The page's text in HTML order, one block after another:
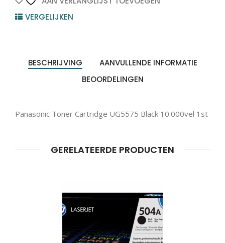
quantity
VERGELIJKEN
BESCHRIJVING
AANVULLENDE INFORMATIE
BEOORDELINGEN
Panasonic Toner Cartridge UG5575 Black 10.000vel 1st
GERELATEERDE PRODUCTEN
Producten
zoeken ZOEKEN